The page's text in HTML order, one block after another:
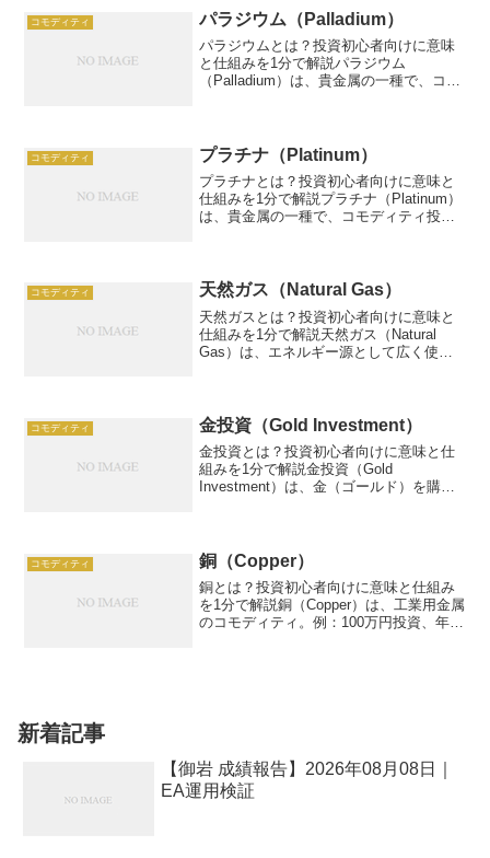
この記事では、コモディティ投資の仕...
コモディティ パラジウム（Palladium）
パラジウムとは？投資初心者向けに意味
と仕組みを1分で解説パラジウム
（Palladium）は、貴金属の一種で、コモ
スク、具体例を...
コモディティ プラチナ（Platinum）
プラチナとは？投資初心者向けに意味と
仕組みを1分で解説プラチナ（Platinum）
は、貴金属の一種で、コモディティ投資
を、初心者...
コモディティ 天然ガス（Natural Gas）
天然ガスとは？投資初心者向けに意味と
仕組みを1分で解説天然ガス（Natural
Gas）は、エネルギー源として広く使わ
み、活...
コモディティ 金投資（Gold Investment）
金投資とは？投資初心者向けに意味と仕
組みを1分で解説金投資（Gold
Investment）は、金（ゴールド）を購入
は、金投資...
コモディティ 銅（Copper）
銅とは？投資初心者向けに意味と仕組み
を1分で解説銅（Copper）は、工業用金属
のコモディティ。例：100万円投資、年
新着記事
【御岩 成績報告】2026年08月08日｜
EA運用検証